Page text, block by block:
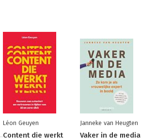
Léon Geuyen
Content die werkt
Janneke van Heugten
Vaker in de media